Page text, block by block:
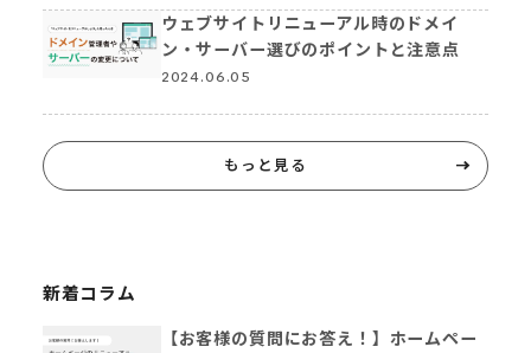
ウェブサイトリニューアル時のドメイ
ン・サーバー選びのポイントと注意点
2024.06.05
もっと見る
新着コラム
【お客様の質問にお答え！】ホームペー